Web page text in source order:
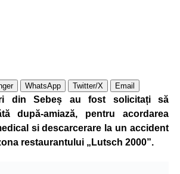
WhatsApp Twitter/X Email
din Sebeș au fost solicitați să
după-amiază, pentru acordarea
si descarcerare la un accident
restaurantului „Lutsch 2000”.